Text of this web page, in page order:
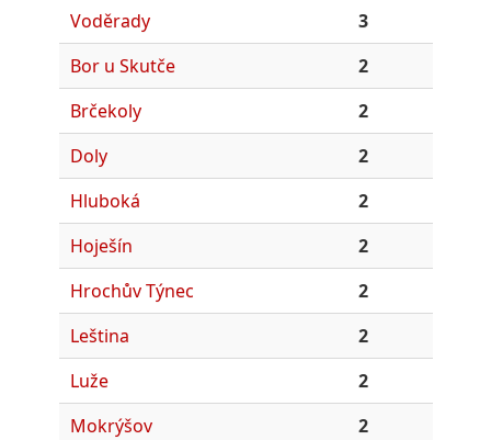
Voděrady
3
Bor u Skutče
2
Brčekoly
2
Doly
2
Hluboká
2
Hoješín
2
Hrochův Týnec
2
Leština
2
Luže
2
Mokrýšov
2